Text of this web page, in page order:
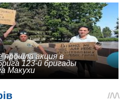
прошла акция в
123-й бригады
Макухи